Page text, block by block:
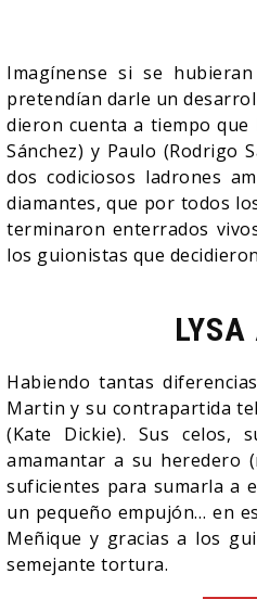
Imagínense si se
pretendían darle un
dieron cuenta a tiempo
Sánchez) y Paulo (Rodrigo
dos codiciosos ladrones
diamantes, que por todos
terminaron enterrados
los guionistas que
Habiendo tantas
Martin y su contrapartida
(Kate Dickie). Sus celos,
amamantar a su heredero
suficientes para sumarla a
un pequeño empujón… en
Meñique y gracias a los
semejante tortura.